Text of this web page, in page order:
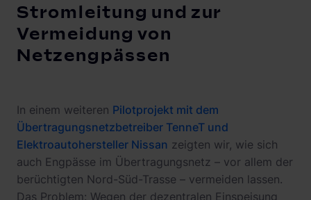
Stromleitung und zur
Vermeidung von
Netzengpässen
In einem weiteren Pilotprojekt mit dem
Übertragungsnetzbetreiber TenneT und
Elektroautohersteller Nissan zeigten wir, wie sich
auch Engpässe im Übertragungsnetz – vor allem der
berüchtigten Nord-Süd-Trasse – vermeiden lassen.
Das Problem: Wegen der dezentralen Einspeisung